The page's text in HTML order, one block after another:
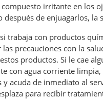
compuesto irritante en los
después de enjuagarlos,
trabaja con productos
precauciones con la
productos. Si le cae
con agua corriente
acuda de inmediato al
para recibir